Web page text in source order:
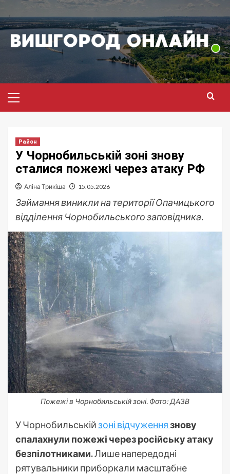
до
вмісту
меню
Район
У Чорнобильській зоні знову
сталися пожежі через атаку РФ
Аліна Трикіша 15.05.2026
Займання виникли на території Опачицького
відділення Чорнобильського заповідника.
Пожежі в Чорнобильській зоні. Фото: ДАЗВ
У Чорнобильській зоні відчуженнязнову
спалахнули пожежі через російську атаку
безпілотниками.Лише напередодні
рятувальники приборкали масштабне